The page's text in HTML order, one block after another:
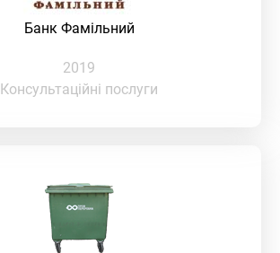
Банк Фамільний
2019
Консультаційні послуги